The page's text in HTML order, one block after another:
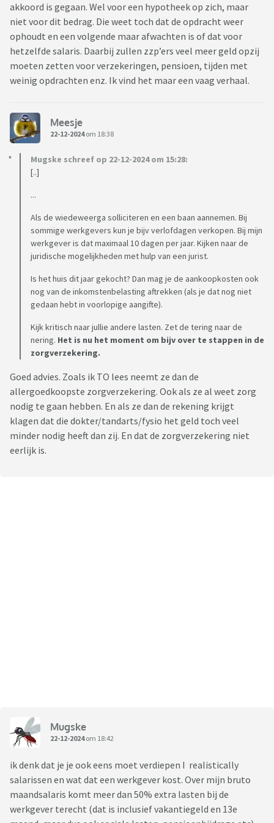
Ik kan ook niet zomaar een andere opdracht vinden. Er is
bijna niks meer open voor ZZP en wat er wel is is zeer
specifiek. Gisteren bv nog een vacature voor mensen met 10
jaar ervaring in het gevangeniswezen, die werkgever kan
gewoon zelf niemand vinden en doet het dan zo.
(UHT/toeslagenaffaire is geen optie. Daar kom ik vandaan en
kloppen niet meer)
Ik denk dat ik wel een andere baan kan vinden in loondienst,
en dan genoegen moet nemen met dat ik dan blij mag zijn
met amper 3.000 euro bruto per maand. Maar nu zit ik wel
Wat kan ik het beste doen?
akkoord is gegaan. Wel voor een hypotheek op zich, maar
niet voor dit bedrag. Die weet toch dat de opdracht weer
ophoudt en een volgende maar afwachten is of dat voor
hetzelfde salaris. Daarbij zullen zzp’ers veel meer geld opzij
moeten zetten voor verzekeringen, pensioen, tijden met
weinig opdrachten enz. Ik vind het maar een vaag verhaal.
Meesje
22-12-2024om 18:38
Mugske schreef op 22-12-2024 om 15:28:
[..]
...
Als de wiedeweerga solliciteren en een baan aannemen. Bij
sommige werkgevers kun je bijv verlofdagen verkopen. Bij mijn
werkgever is dat maximaal 10 dagen per jaar. Kijken naar de
juridische mogelijkheden met hulp van een jurist.
Is het huis dit jaar gekocht? Dan mag je de aankoopkosten ook
nog van de inkomstenbelasting aftrekken (als je dat nog niet
gedaan hebt in voorlopige aangifte).
Kijk kritisch naar jullie andere lasten. Zet de tering naar de
nering. Het is nu het moment om bijv over te stappen in de
zorgverzekering.
Goed advies. Zoals ik TO lees neemt ze dan de
allergoedkoopste zorgverzekering. Ook als ze al weet zorg
nodig te gaan hebben. En als ze dan de rekening krijgt
klagen dat die dokter/tandarts/fysio het geld toch veel
minder nodig heeft dan zij. En dat de zorgverzekering niet
eerlijk is.
Mugske
22-12-2024om 18:42
ik denk dat je je ook eens moet verdiepen I realistically
salarissen en wat dat een werkgever kost. Over mijn bruto
maandsalaris komt meer dan 50% extra lasten bij de
werkgever terecht (dat is inclusief vakantiegeld en 13e